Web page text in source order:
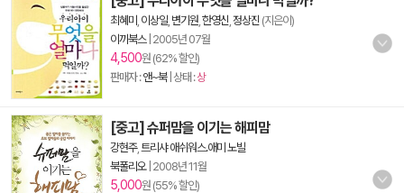
최혜미 이상일 변기원 한영신 정상진 (지은이)
이끼북스| 2005년 07월
4,500원 (62% 할인)
판매자 :앤~북| 상태 :상
[중고] 슈퍼맘을 이기는 해피맘
강현주, 트리샤 애쉬워스.애미 노빌
북폴리오| 2008년 11월
5,000원 (55% 할인)